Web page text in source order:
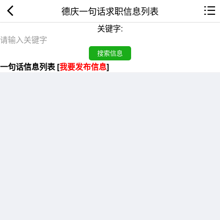
德庆一句话求职信息列表
关键字:
一句话信息列表 [我要发布信息]